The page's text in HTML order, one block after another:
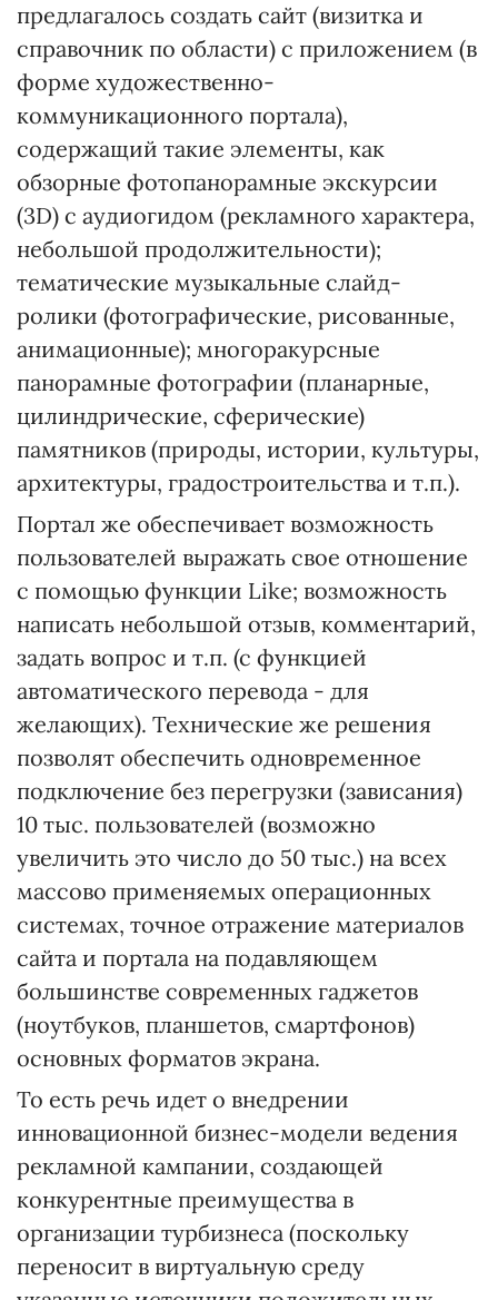
предлагалось создать сайт (визитка и
справочник по области) с приложением (в
форме художественно-
коммуникационного портала),
содержащий такие элементы, как
обзорные фотопанорамные экскурсии
(3D) с аудиогидом (рекламного характера,
небольшой продолжительности);
тематические музыкальные слайд-
ролики (фотографические, рисованные,
анимационные); многоракурсные
панорамные фотографии (планарные,
цилиндрические, сферические)
памятников (природы, истории, культуры,
архитектуры, градостроительства и т.п.).
Портал же обеспечивает возможность
пользователей выражать свое отношение
с помощью функции Like; возможность
написать небольшой отзыв, комментарий,
задать вопрос и т.п. (с функцией
автоматического перевода - для
желающих). Технические же решения
позволят обеспечить одновременное
подключение без перегрузки (зависания)
10 тыс. пользователей (возможно
увеличить это число до 50 тыс.) на всех
массово применяемых операционных
системах, точное отражение материалов
сайта и портала на подавляющем
большинстве современных гаджетов
(ноутбуков, планшетов, смартфонов)
основных форматов экрана.
То есть речь идет о внедрении
инновационной бизнес-модели ведения
рекламной кампании, создающей
конкурентные преимущества в
организации турбизнеса (поскольку
переносит в виртуальную среду